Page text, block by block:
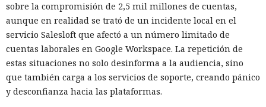
sobre la compromisión de 2,5 mil millones de cuentas,
aunque en realidad se trató de un incidente local en el
servicio Salesloft que afectó a un número limitado de
cuentas laborales en Google Workspace. La repetición de
estas situaciones no solo desinforma a la audiencia, sino
que también carga a los servicios de soporte, creando pánico
y desconfianza hacia las plataformas.